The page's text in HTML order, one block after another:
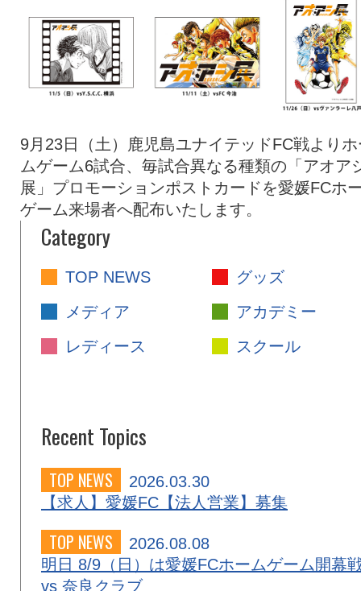
9月23日（土）鹿児島ユナイテッドFC戦よりホ
ムゲーム6試合、毎試合異なる種類の「アオア
展」プロモーションポストカードを愛媛FCホ
ゲーム来場者へ配布いたします。
Category
TOP NEWS
グッズ
メディア
アカデミー
レディース
スクール
Recent Topics
TOP NEWS
2026.03.30
【求人】愛媛FC【法人営業】募集
TOP NEWS
2026.08.08
明日 8/9（日）は愛媛FCホームゲーム開幕
vs 奈良クラブ